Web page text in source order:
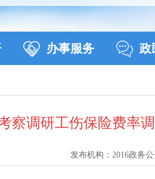
办事服务 政
察调研工伤保险费率
发布机构： 2016政务